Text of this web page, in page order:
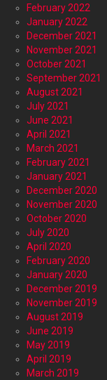
February 2022
January 2022
December 2021
November 2021
October 2021
September 2021
August 2021
July 2021
June 2021
April 2021
March 2021
February 2021
January 2021
December 2020
November 2020
October 2020
July 2020
April 2020
February 2020
January 2020
December 2019
November 2019
August 2019
June 2019
May 2019
April 2019
March 2019